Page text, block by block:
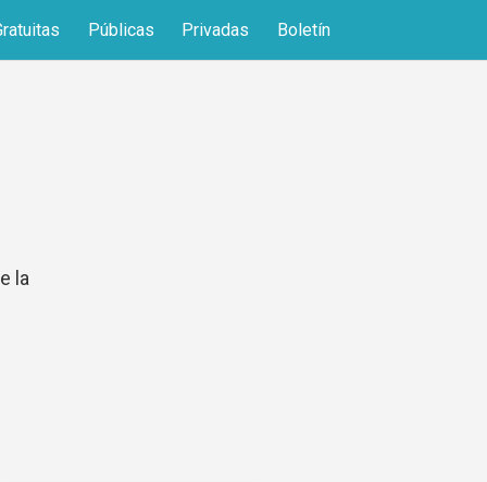
Públicas Privadas Boletín
la